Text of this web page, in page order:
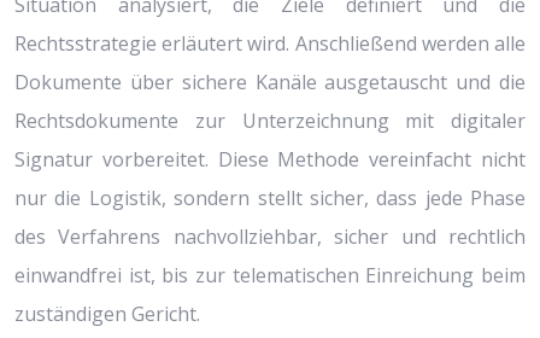
Rechtsstrategie erläutert wird. Anschließend werden alle
Dokumente über sichere Kanäle ausgetauscht und die
Rechtsdokumente zur Unterzeichnung mit digitaler
Signatur vorbereitet. Diese Methode vereinfacht nicht
nur die Logistik, sondern stellt sicher, dass jede Phase
des Verfahrens nachvollziehbar, sicher und rechtlich
einwandfrei ist, bis zur telematischen Einreichung beim
zuständigen Gericht.